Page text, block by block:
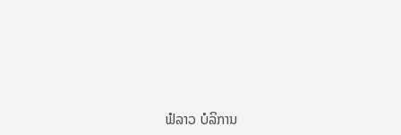
ຟໍລາວ ບໍລິການ